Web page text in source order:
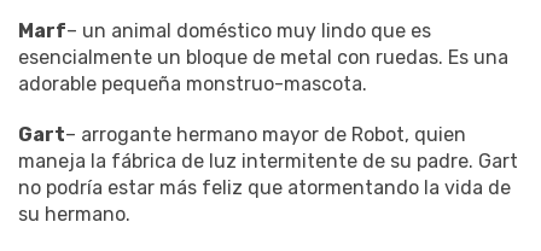
Marf– un animal doméstico muy lindo que es
esencialmente un bloque de metal con ruedas. Es una
adorable pequeña monstruo-mascota.
Gart– arrogante hermano mayor de Robot, quien
maneja la fábrica de luz intermitente de su padre. Gart
no podría estar más feliz que atormentando la vida de
su hermano.